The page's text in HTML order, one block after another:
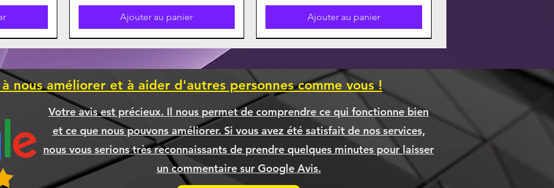
Ajouter au panier Ajouter au panier
nous améliorer et à aider d'autres personnes comme vous !
Votre avis est précieux. Il nous permet de comprendre ce qui fonctionne bien
et ce que nous pouvons améliorer. Si vous avez été satisfait de nos services,
nous vous serions très reconnaissants de prendre quelques minutes pour laisser
un commentaire sur Google Avis.